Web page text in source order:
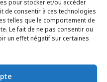
pour stocker et/ou accéder
de consentir à ces technologies
telles que le comportement de
Le fait de ne pas consentir ou
un effet négatif sur certaines